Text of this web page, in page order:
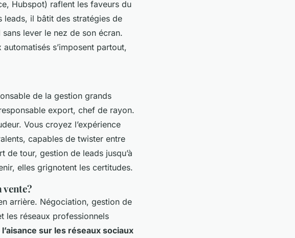
Hubspot) raflent les faveurs du
leads, il bâtit des stratégies de
lever le nez de son écran.
s’imposent partout,
de la gestion grands
export, chef de rayon.
Vous croyez l’expérience
capables de twister entre
de tour, gestion de leads jusqu’à
elles grignotent les certitudes.
vente?
arrière. Négociation, gestion de
les réseaux professionnels
sur les réseaux sociaux